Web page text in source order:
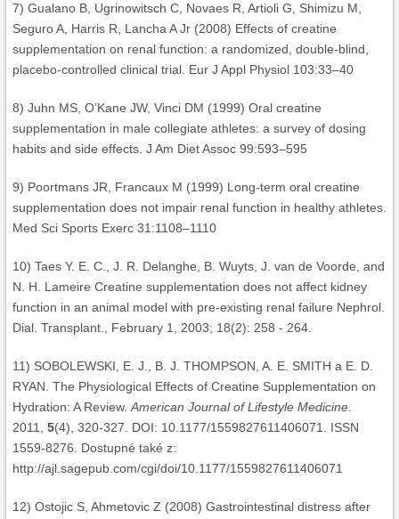
7) Gualano B, Ugrinowitsch C, Novaes R, Artioli G, Shimizu M,
Seguro A, Harris R, Lancha A Jr (2008) Effects of creatine
supplementation on renal function: a randomized, double-blind,
placebo-controlled clinical trial. Eur J Appl Physiol 103:33–40
8) Juhn MS, O’Kane JW, Vinci DM (1999) Oral creatine
supplementation in male collegiate athletes: a survey of dosing
habits and side effects. J Am Diet Assoc 99:593–595
9) Poortmans JR, Francaux M (1999) Long-term oral creatine
supplementation does not impair renal function in healthy athletes.
Med Sci Sports Exerc 31:1108–1110
10) Taes Y. E. C., J. R. Delanghe, B. Wuyts, J. van de Voorde, and
N. H. Lameire Creatine supplementation does not affect kidney
function in an animal model with pre-existing renal failure Nephrol.
Dial. Transplant., February 1, 2003; 18(2): 258 - 264.
11) SOBOLEWSKI, E. J., B. J. THOMPSON, A. E. SMITH a E. D.
RYAN. The Physiological Effects of Creatine Supplementation on
Hydration: A Review. American Journal of Lifestyle Medicine
2011, 5(4), 320-327. DOI: 10.1177/1559827611406071. ISSN
1559-8276. Dostupné také z:
http://ajl.sagepub.com/cgi/doi/10.1177/1559827611406071
12) Ostojic S, Ahmetovic Z (2008) Gastrointestinal distress after